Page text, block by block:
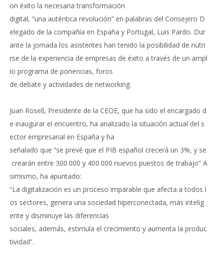
on éxito la necesaria transformación
digital, “una auténtica revolución” en palabras del Consejero D
elegado de la compañía en España y Portugal, Luis Pardo. Dur
ante la jornada los asistentes han tenido la posibilidad de nutri
rse de la experiencia de empresas de éxito a través de un ampl
io programa de ponencias, foros
de debate y actividades de networking.
Juan Rosell, Presidente de la CEOE, que ha sido el encargado d
e inaugurar el encuentro, ha analizado la situación actual del s
ector empresarial en España y ha
señalado que “se prevé que el PIB español crecerá un 3%, y se
crearán entre 300.000 y 400.000 nuevos puestos de trabajo” A
simismo, ha apuntado:
“La digitalización es un proceso imparable que afecta a todos l
os sectores, genera una sociedad hiperconectada, más intelig
ente y disminuye las diferencias
sociales, además, estimula el crecimiento y aumenta la produc
tividad”.